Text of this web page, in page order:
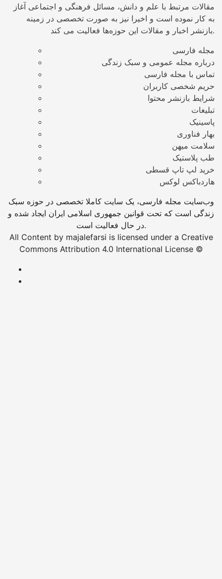
مقالات مرتبط با علم و دانش، مسائل فرهنگی و اجتماعی آغاز
به کار نموده است و اخیرا نیز به صورت تخصصی در زمینه
بازنشر اخبار و مقالات این حوزه‌ها فعالیت می کند.
مجله فارسی
درباره مجله عمومی و سبک زندگی
تماس با مجله فارسی
حریم شخصی کاربران
شرایط بازنشر محتوا
تبلیغات
پاسینیک
بهار فناوری
سلامت میهن
طب پلاستیک
خرید لپ تاپ قسطی
هاردباکس لوکس
وب‌سایت مجله فارسی، یک سایت کاملا تخصصی در حوزه سبک
زندگی است که تحت قوانین جمهوری اسلامی ایران ایجاد شده و
در حال فعالیت است.
All Content by majalefarsi is licensed under a Creative
Commons Attribution 4.0 International License ©️